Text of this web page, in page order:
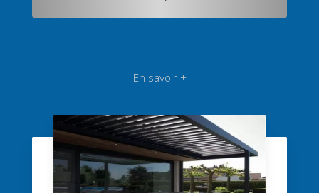
En savoir +